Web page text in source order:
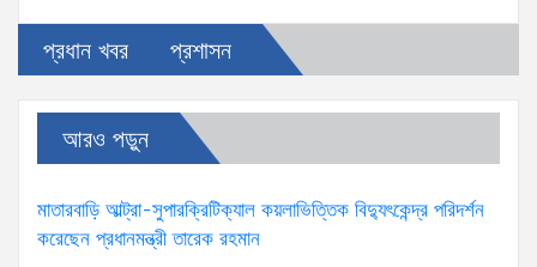
প্রধান খবর প্রশাসন
আরও পড়ুন
মাতারবাড়ি আল্ট্রা-সুপারক্রিটিক্যাল কয়লাভিত্তিক বিদ্যুৎকেন্দ্র পরিদর্শন
করেছেন প্রধানমন্ত্রী তারেক রহমান